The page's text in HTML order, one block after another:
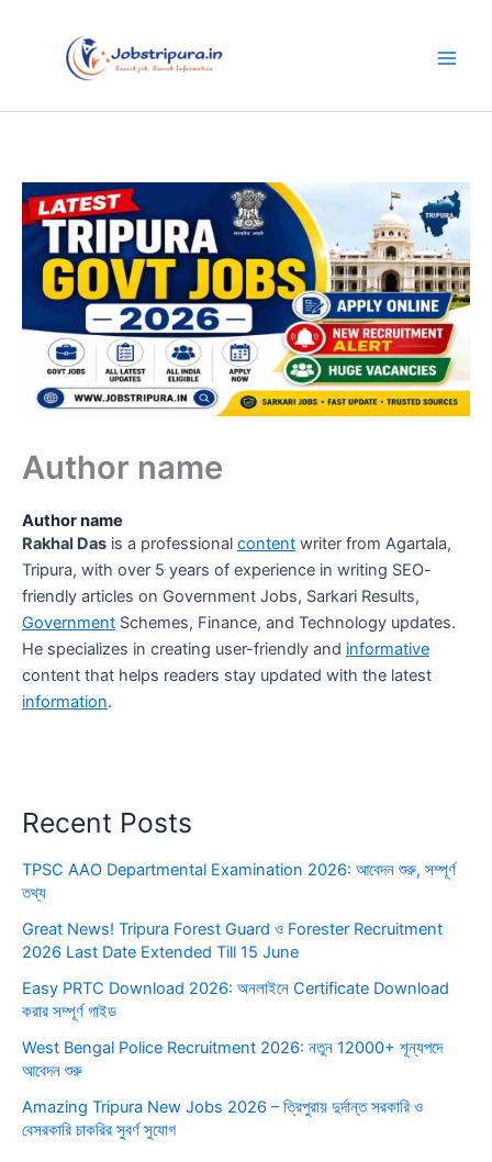
Author name
Author name
Rakhal Das is a professional content writer from Agartala,
Tripura, with over 5 years of experience in writing SEO-
friendly articles on Government Jobs, Sarkari Results,
Government Schemes, Finance, and Technology updates.
He specializes in creating user-friendly and informative
content that helps readers stay updated with the latest
information.
Recent Posts
TPSC AAO Departmental Examination 2026: আবেদন শুরু, সম্পূর্ণ
তথ্য
Great News! Tripura Forest Guard ও Forester Recruitment
2026 Last Date Extended Till 15 June
Easy PRTC Download 2026: অনলাইনে Certificate Download
করার সম্পূর্ণ গাইড
West Bengal Police Recruitment 2026: নতুন 12000+ শূন্যপদে
আবেদন শুরু
Amazing Tripura New Jobs 2026 – ত্রিপুরায় দুর্দান্ত সরকারি ও
বেসরকারি চাকরির সুবর্ণ সুযোগ